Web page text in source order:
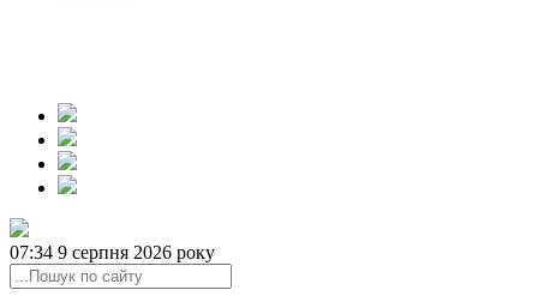
07:34 9 серпня 2026 року